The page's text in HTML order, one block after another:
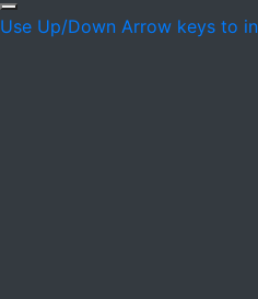
Use Up/Down Arrow keys to